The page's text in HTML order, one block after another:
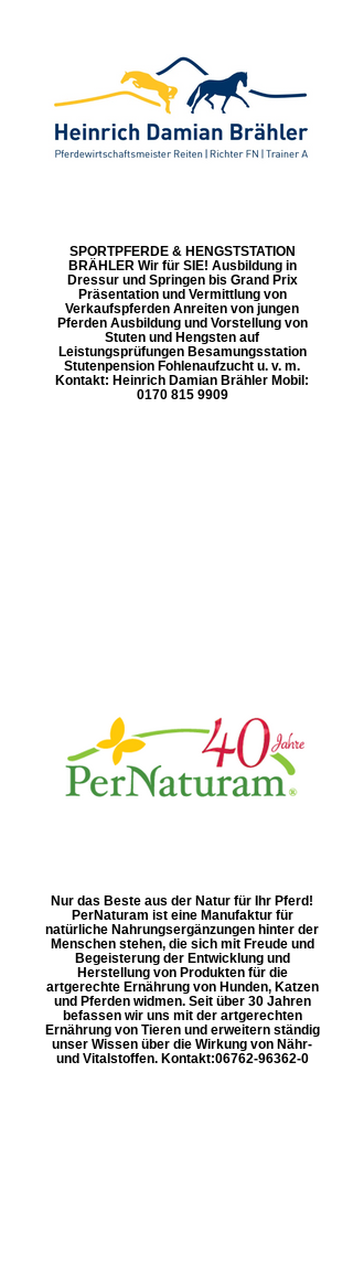
SPORTPFERDE & HENGSTSTATION
BRÄHLER Wir für SIE! Ausbildung in
Dressur und Springen bis Grand Prix
Präsentation und Vermittlung von
Verkaufspferden Anreiten von jungen
Pferden Ausbildung und Vorstellung von
Stuten und Hengsten auf
Leistungsprüfungen Besamungsstation
Stutenpension Fohlenaufzucht u. v. m.
Kontakt: Heinrich Damian Brähler Mobil:
0170 815 9909
Nur das Beste aus der Natur für Ihr Pferd!
PerNaturam ist eine Manufaktur für
natürliche Nahrungsergänzungen hinter der
Menschen stehen, die sich mit Freude und
Begeisterung der Entwicklung und
Herstellung von Produkten für die
artgerechte Ernährung von Hunden, Katzen
und Pferden widmen. Seit über 30 Jahren
befassen wir uns mit der artgerechten
Ernährung von Tieren und erweitern ständig
unser Wissen über die Wirkung von Nähr-
und Vitalstoffen. Kontakt: ​06762-96362-0